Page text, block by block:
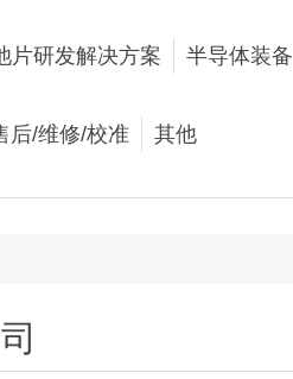
片研发解决方案 半导体装备
后/维修/校准 其他